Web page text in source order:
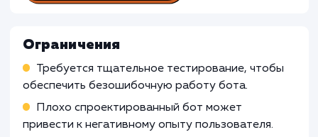
Работа Сценариста